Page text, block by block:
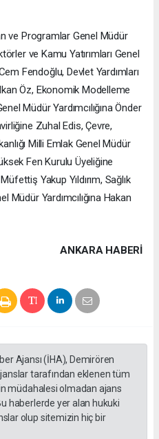
ve Programlar Genel Müdür
ve Kamu Yatırımları Genel
Fendoğlu, Devlet Yardımları
Öz, Ekonomik Modelleme
Müdür Yardımcılığına Önder
Zuhal Edis, Çevre,
Milli Emlak Genel Müdür
Fen Kurulu Üyeliğine
Yakup Yıldırım, Sağlık
Müdür Yardımcılığına Hakan
ANKARA HABERİ
Ajansı (İHA), Demirören
tarafından eklenen tüm
müdahalesi olmadan ajans
haberlerde yer alan hukuki
olup sitemizin hiç bir